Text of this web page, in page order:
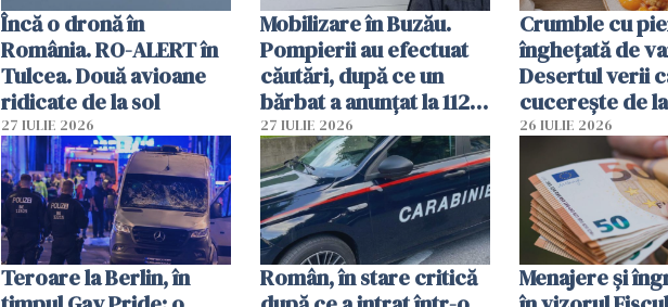
Încă o dronă în
România. RO-ALERT în
Tulcea. Două avioane
ridicate de la sol
27 IULIE 2026
Mobilizare în Buzău.
Pompierii au efectuat
căutări, după ce un
bărbat a anunțat la 112
că a văzut un obiect
luminos
27 IULIE 2026
Crumble cu
înghețată de
Desertul verii
cucerește de
lingură
26 IULIE 2026
Teroare la Berlin, în
Român, în stare critică
Menajere și